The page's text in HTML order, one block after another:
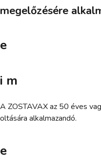
megelőzésére
e
i m
A ZOSTAVAX az 50 éves
oltására alkalmazandó.
e